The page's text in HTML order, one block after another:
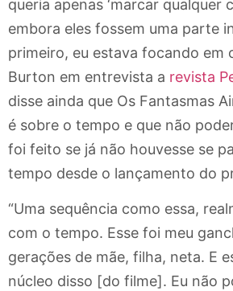
queria apenas ‘marcar qualquer
embora eles fossem uma parte
primeiro, eu estava focando em
Burton em entrevista a revista
disse ainda que Os Fantasmas
é sobre o tempo e que não
foi feito se já não houvesse se
tempo desde o lançamento do
“Uma sequência como essa,
com o tempo. Esse foi meu
gerações de mãe, filha, neta. E
núcleo disso [do filme]. Eu não